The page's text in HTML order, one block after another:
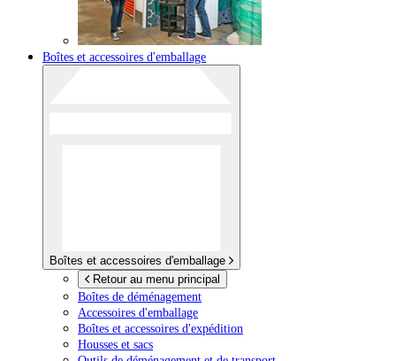
Boîtes et accessoires d'emballage
Boîtes et accessoires d'emballage
Retour au menu principal
Boîtes de déménagement
Accessoires d'emballage
Boîtes et accessoires d'expédition
Housses et sacs